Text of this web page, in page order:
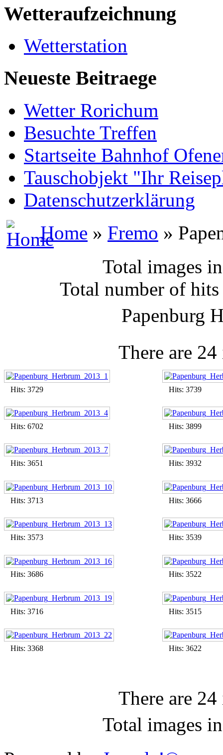
Wetteraufzeichnung
Wetterstation
Neueste Beitraege
Wetter Rorichum
Besuchte Treffen
Startseite Bahnhof
Tauschobjekt "Ihr
Datenschutzerklärung
Home » Fremo »
Total images
Total number of
Papenburg
There are
Hits: 3729 Hits: 3739
Hits: 6702 Hits: 3899
Hits: 3651 Hits: 3932
Hits: 3713 Hits: 3666
Hits: 3573 Hits: 3539
Hits: 3686 Hits: 3522
Hits: 3716 Hits: 3515
Hits: 3368 Hits: 3622
There are
Total images